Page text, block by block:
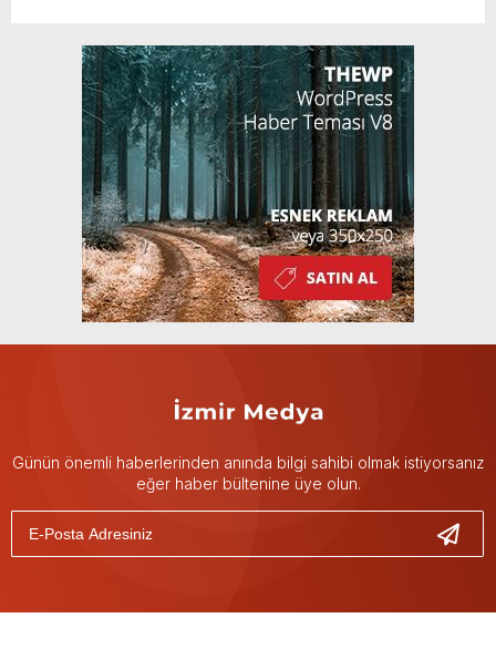
Günün önemli haberlerinden anında bilgi sahibi olmak istiyorsanız
eğer haber bültenine üye olun.